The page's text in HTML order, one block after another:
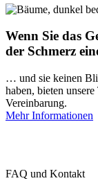
Wenn Sie das
der Schmerz
… und sie keinen
haben, bieten
Vereinbarung.
Mehr Informationen
FAQ und Kontakt